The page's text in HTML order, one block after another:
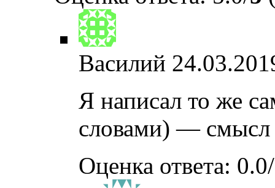
Василий
Я написал то же
словами) — смысл
Оценка ответа: 0.0/